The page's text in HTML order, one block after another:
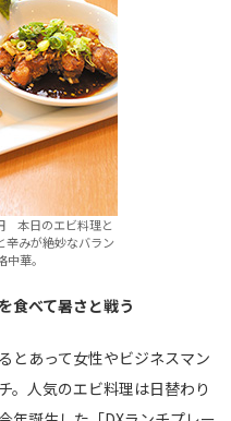
本日のエビ料理と
辛みが絶妙なバラン
華。
食べて暑さと戦う
とあって女性やビジネスマン
。人気のエビ料理は日替わり